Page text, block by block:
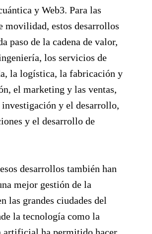
y Web3. Para las
movilidad, estos desarrollos
paso de la cadena de valor,
los servicios de
la logística, la fabricación y
el marketing y las ventas,
y el desarrollo,
y el desarrollo de
desarrollos también han
mejor gestión de la
las grandes ciudades del
la tecnología como la
artificial ha permitido hacer